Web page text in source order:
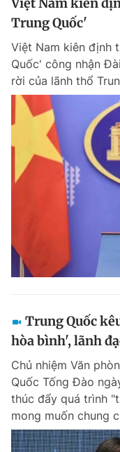
Đọc Thanh Niên trên
Theo dõi báo trên
Đặt báo Quảng cáo
Phó tổng biên tập: Lâm
Phó tổng biên tập: Trần
Tổng thư ký tòa soạn:
Giấy phép xuất bản số
© 2003-2026 Bản quyền
dưới mọi hình thức nếu
Phát triển bởi ePi
Trung Quốc'
Việt Nam kiên định
Quốc' công nhận
rời của lãnh thổ
Trung Quốc
hòa bình', lãnh
Chủ nhiệm Văn
Quốc Tống Đào
thúc đẩy quá trình
mong muốn chung